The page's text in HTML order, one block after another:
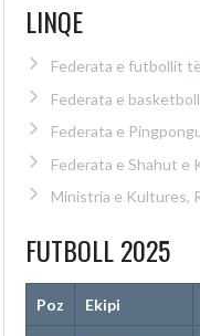
LINQE
Federata e futbollit
Federata e
Federata e
Federata e Shahut e
Ministria e Kultures,
FUTBOLL 2025
Poz Ekipi